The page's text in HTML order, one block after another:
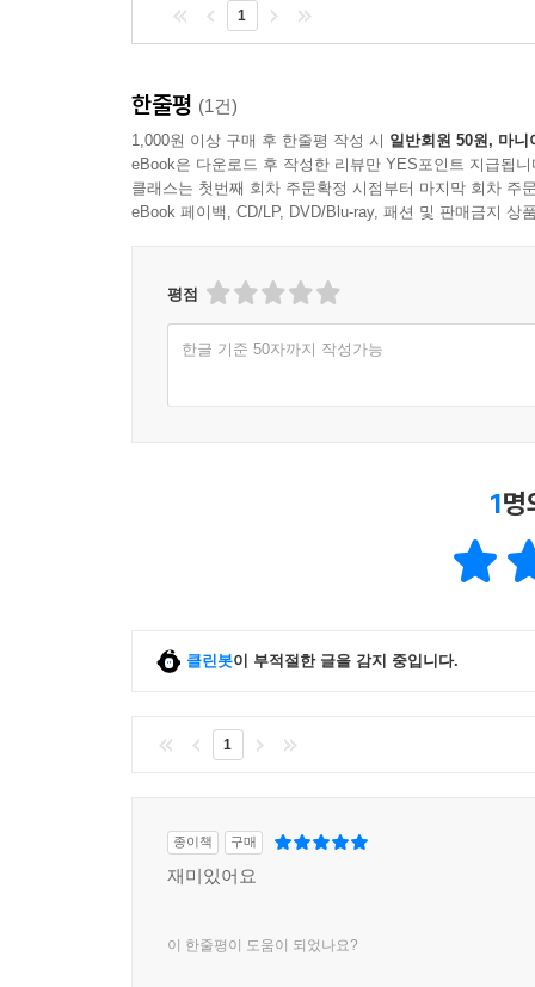
1
한줄평 (1건)
1,000원 이상 구매 후 한줄평 작성 시 일반회원 50원, 마니
eBook은 다운로드 후 작성한 리뷰만 YES포인트 지급됩니
클래스는 첫번째 회차 주문확정 시점부터 마지막 회차 주
eBook 페이백, CD/LP, DVD/Blu-ray, 패션 및 판매금지 상
평점
한글 기준 50자까지 작성가능
1명
클린봇이 부적절한 글을 감지 중입니다.
1
종이책 구매
재미있어요
이 한줄평이 도움이 되었나요?